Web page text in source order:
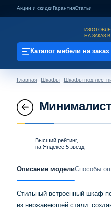
Акции и скидкиГарантияСтатьи
НА ЗАКАЗ
Каталог мебели на заказ
Главная Шкафы Шкафы под
Высший рейтинг,
на Яндексе 5 звезд
Описание модели
Стильный встроенный шкаф
из нержавеющей стали,